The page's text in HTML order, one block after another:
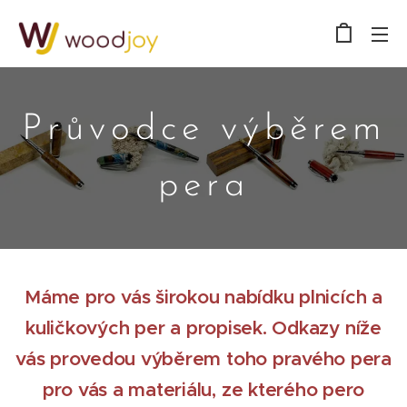
Průvodce výběrem
pera
Máme pro vás širokou nabídku plnicích a
kuličkových per a propisek. Odkazy níže
vás provedou výběrem toho pravého pera
pro vás a materiálu, ze kterého pero